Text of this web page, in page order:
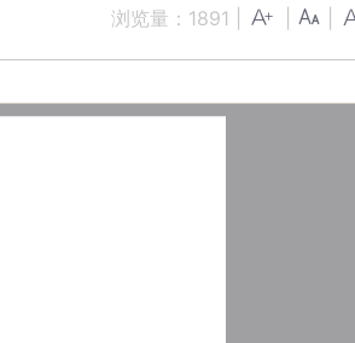
浏览量： 1891